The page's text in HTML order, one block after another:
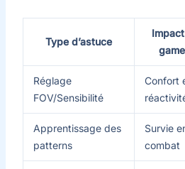
Type d’astuce
Réglage
FOV/Sensibilité
Confort
Apprentissage des
patterns
Survie
combat